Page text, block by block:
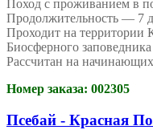
Поход с проживанием в
Продолжительность — 7
Проходит на территории
Биосферного заповедника
Рассчитан на
Номер заказа: 002305
Псебай - Красная